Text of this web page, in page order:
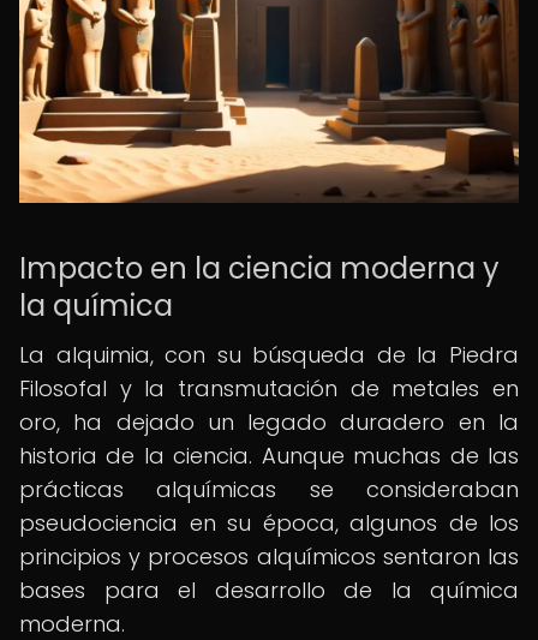
Impacto en la ciencia moderna y
la química
La alquimia, con su búsqueda de la Piedra
Filosofal y la transmutación de metales en
oro, ha dejado un legado duradero en la
historia de la ciencia. Aunque muchas de las
prácticas alquímicas se consideraban
pseudociencia en su época, algunos de los
principios y procesos alquímicos sentaron las
bases para el desarrollo de la química
moderna.